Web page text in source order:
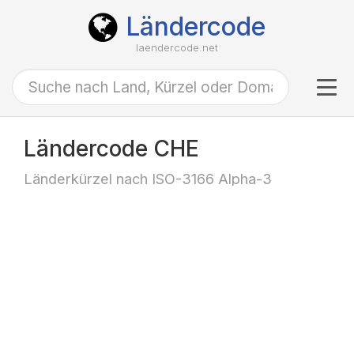
Ländercode
laendercode.net
Ländercode CHE
Länderkürzel nach ISO-3166 Alpha-3